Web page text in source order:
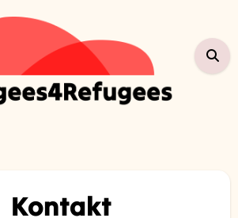
Kontakt